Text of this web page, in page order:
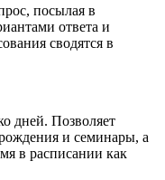
посылая в
ответа и
сводятся в
дней. Позволяет
и семинары, а
в расписании как